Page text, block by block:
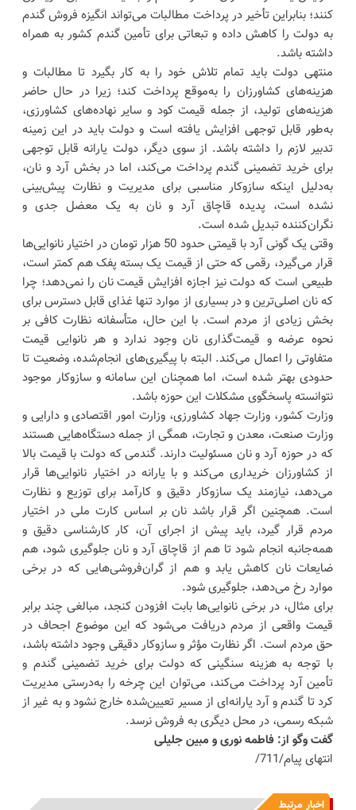
کنند؛ بنابراین تأخیر در پرداخت مطالبات می‌تواند انگیزه فروش گندم
به دولت را کاهش داده و تبعاتی برای تأمین گندم کشور به همراه
داشته باشد.
منتهی دولت باید تمام تلاش خود را به کار بگیرد تا مطالبات و
هزینه‌های کشاورزان را به‌موقع پرداخت کند؛ زیرا در حال حاضر
هزینه‌های تولید، از جمله قیمت کود و سایر نهاده‌های کشاورزی،
به‌طور قابل توجهی افزایش یافته است و دولت باید در این زمینه
تدبیر لازم را داشته باشد. از سوی دیگر، دولت یارانه قابل توجهی
برای خرید تضمینی گندم پرداخت می‌کند، اما در بخش آرد و نان،
به‌دلیل اینکه سازوکار مناسبی برای مدیریت و نظارت پیش‌بینی
نشده است، پدیده قاچاق آرد و نان به یک معضل جدی و
نگران‌کننده تبدیل شده است.
وقتی یک گونی آرد با قیمتی حدود 50 هزار تومان در اختیار نانوایی‌ها
قرار می‌گیرد، رقمی که حتی از قیمت یک بسته پفک هم کمتر است،
طبیعی است که دولت نیز اجازه افزایش قیمت نان را نمی‌دهد؛ چرا
که نان اصلی‌ترین و در بسیاری از موارد تنها غذای قابل دسترس برای
بخش زیادی از مردم است. با این حال، متأسفانه نظارت کافی بر
نحوه عرضه و قیمت‌گذاری نان وجود ندارد و هر نانوایی قیمت
متفاوتی را اعمال می‌کند. البته با پیگیری‌های انجام‌شده، وضعیت تا
حدودی بهتر شده است، اما همچنان این سامانه و سازوکار موجود
نتوانسته پاسخگوی مشکلات این حوزه باشد.
وزارت کشور، وزارت جهاد کشاورزی، وزارت امور اقتصادی و دارایی و
وزارت صنعت، معدن و تجارت، همگی از جمله دستگاه‌هایی هستند
که در حوزه آرد و نان مسئولیت دارند. گندمی که دولت با قیمت بالا
از کشاورزان خریداری می‌کند و با یارانه در اختیار نانوایی‌ها قرار
می‌دهد، نیازمند یک سازوکار دقیق و کارآمد برای توزیع و نظارت
است. همچنین اگر قرار باشد نان بر اساس کارت ملی در اختیار
مردم قرار گیرد، باید پیش از اجرای آن، کار کارشناسی دقیق و
همه‌جانبه انجام شود تا هم از قاچاق آرد و نان جلوگیری شود، هم
ضایعات نان کاهش یابد و هم از گران‌فروشی‌هایی که در برخی
موارد رخ می‌دهد، جلوگیری شود.
برای مثال، در برخی نانوایی‌ها بابت افزودن کنجد، مبالغی چند برابر
قیمت واقعی از مردم دریافت می‌شود که این موضوع اجحاف در
حق مردم است. اگر نظارت مؤثر و سازوکار دقیقی وجود داشته باشد،
با توجه به هزینه سنگینی که دولت برای خرید تضمینی گندم و
تأمین آرد پرداخت می‌کند، می‌توان این چرخه را به‌درستی مدیریت
کرد تا گندم و آرد یارانه‌ای از مسیر تعیین‌شده خارج نشود و به غیر از
شبکه رسمی، در محل دیگری به فروش نرسد.
گفت و‌گو از: فاطمه نوری و مبین جلیلی
انتهای پیام/711/
اخبار مرتبط